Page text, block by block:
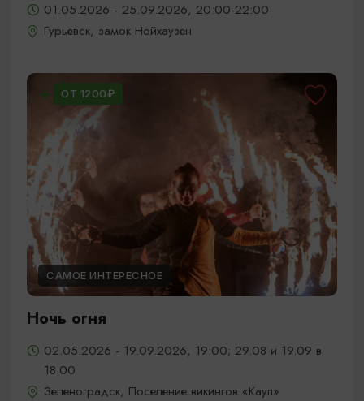
01.05.2026 - 25.09.2026, 20:00-22:00
Гурьевск, замок Нойхаузен
ОТ 1200₽
САМОЕ ИНТЕРЕСНОЕ
Ночь огня
02.05.2026 - 19.09.2026, 19:00; 29.08 и 19.09 в
18:00
Зеленоградск, Поселение викингов «Кауп»